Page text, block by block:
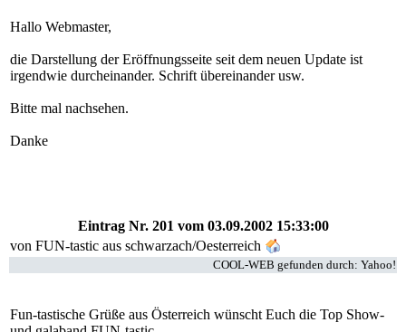
Hallo Webmaster,
die Darstellung der Eröffnungsseite seit dem neuen Update ist
irgendwie durcheinander. Schrift übereinander usw.
Bitte mal nachsehen.
Danke
Eintrag Nr. 201 vom 03.09.2002 15:33:00
von FUN-tastic aus schwarzach/Oesterreich
COOL-WEB gefunden durch: Yahoo!
Fun-tastische Grüße aus Österreich wünscht Euch die Top Show-